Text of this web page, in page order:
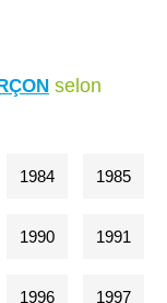
selon
1984 1985
1990 1991
1996 1997